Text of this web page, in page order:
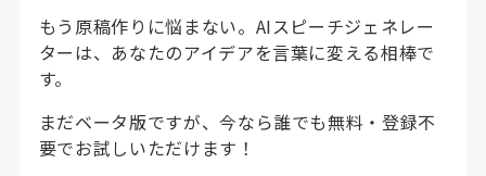
もう原稿作りに悩まない。AIスピーチジェネレー
ターは、あなたのアイデアを言葉に変える相棒で
す。
まだベータ版ですが、今なら誰でも無料・登録不
要でお試しいただけます！